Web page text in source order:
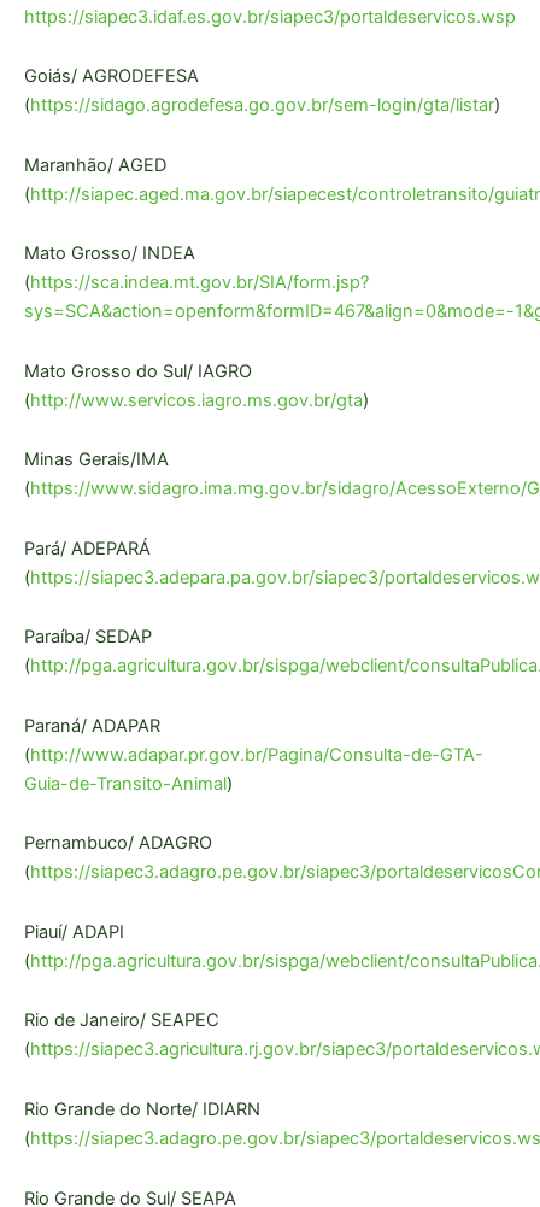
https://siapec3.idaf.es.gov.br/siapec3/portaldeservicos.wsp
Goiás/ AGRODEFESA
(https://sidago.agrodefesa.go.gov.br/sem-login/gta/listar)
Maranhão/ AGED
(http://siapec.aged.ma.gov.br/siapecest/controletransito/
Mato Grosso/ INDEA
(https://sca.indea.mt.gov.br/SIA/form.jsp?
sys=SCA&action=openform&formID=467&align=0&mode=-
Mato Grosso do Sul/ IAGRO
(http://www.servicos.iagro.ms.gov.br/gta)
Minas Gerais/IMA
(https://www.sidagro.ima.mg.gov.br/sidagro/AcessoExterno/
Pará/ ADEPARÁ
(https://siapec3.adepara.pa.gov.br/siapec3/
Paraíba/ SEDAP
(http://pga.agricultura.gov.br/sispga/webclient/
Paraná/ ADAPAR
(http://www.adapar.pr.gov.br/Pagina/Consulta-de-GTA-
Guia-de-Transito-Animal)
Pernambuco/ ADAGRO
(https://siapec3.adagro.pe.gov.br/siapec3/
Piauí/ ADAPI
(http://pga.agricultura.gov.br/sispga/webclient/
Rio de Janeiro/ SEAPEC
(https://siapec3.agricultura.rj.gov.br/siapec3/
Rio Grande do Norte/ IDIARN
(https://siapec3.adagro.pe.gov.br/siapec3/
Rio Grande do Sul/ SEAPA